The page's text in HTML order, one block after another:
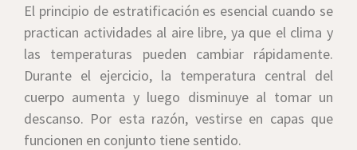
El principio de estratificación es esencial cuando se
practican actividades al aire libre, ya que el clima y
las temperaturas pueden cambiar rápidamente.
Durante el ejercicio, la temperatura central del
cuerpo aumenta y luego disminuye al tomar un
descanso. Por esta razón, vestirse en capas que
funcionen en conjunto tiene sentido.